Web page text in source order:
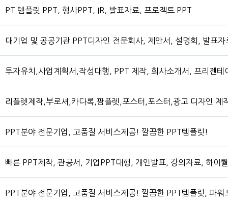
PT 템플릿 PPT, 행사PPT, IR, 발표자료, 프로젝트 PPT
대기업 및 공공기관 PPT디자인 전문회사, 제안서, 설명회, 발표자
투자유치,사업계획서,작성대행, PPT 제작, 회사소개서, 프리젠테
리플렛제작,부로셔,카다록,팜플렛,포스터,포스터,광고 디자인 제
PPT분야 전문기업, 고품질 서비스제공! 깔끔한 PPT템플릿!
빠른 PPT제작, 관공서, 기업PPT대행, 개인발표, 강의자료, 하이
PPT분야 전문기업, 고품질 서비스제공! 깔끔한 PPT템플릿, 파워